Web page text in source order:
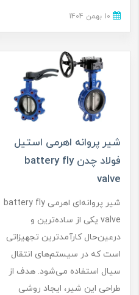
شیر پروانه اهرمی استیل
فولاد چدن battery fly
valve
شیر پروانه‌ای اهرمی battery fly
valve یکی از ساده‌ترین و
درعین‌حال کارآمدترین تجهیزاتی
است که در سیستم‌های انتقال
سیال استفاده می‌شود. هدف از
طراحی این شیر، ایجاد روشی